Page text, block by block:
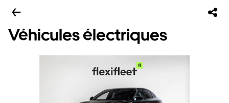
Véhicules électriques